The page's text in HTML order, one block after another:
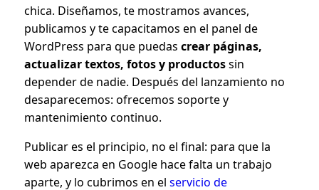
chica. Diseñamos, te mostramos avances,
publicamos y te capacitamos en el panel de
WordPress para que puedas crear páginas,
actualizar textos, fotos y productossin
depender de nadie. Después del lanzamiento no
desaparecemos: ofrecemos soporte y
mantenimiento continuo.
Publicar es el principio, no el final: para que la
web aparezca en Google hace falta un trabajo
aparte, y lo cubrimos en el servicio de